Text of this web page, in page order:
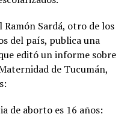
Sardá, otro de los
del país, publica una
editó un informe sobre
de Tucumán,
de aborto es 16 años: